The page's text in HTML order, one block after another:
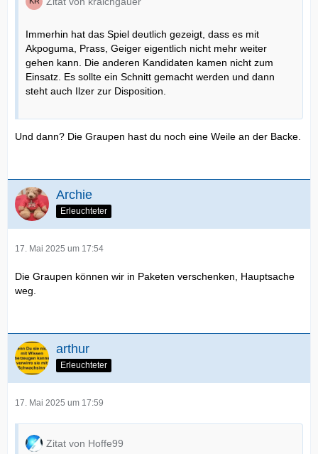
Immerhin hat das Spiel deutlich gezeigt, dass es mit
Akpoguma, Prass, Geiger eigentlich nicht mehr weiter
gehen kann. Die anderen Kandidaten kamen nicht zum
Einsatz. Es sollte ein Schnitt gemacht werden und dann
steht auch Ilzer zur Disposition.
Und dann? Die Graupen hast du noch eine Weile an der Backe.
Archie
Erleuchteter
17. Mai 2025 um 17:54
Die Graupen können wir in Paketen verschenken, Hauptsache
weg.
arthur
Erleuchteter
17. Mai 2025 um 17:59
Zitat von Hoffe99